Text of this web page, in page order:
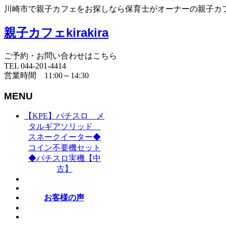
川崎市で親子カフェをお探しなら保育士がオーナーの親子カ
親子カフェkirakira
ご予約・お問い合わせはこちら
TEL 044-201-4414
営業時間 11:00～14:30
MENU
【KPE】パチスロ メ
タルギアソリッド
スネークイーター◆
コイン不要機セット
◆パチスロ実機【中
古】
お客様の声